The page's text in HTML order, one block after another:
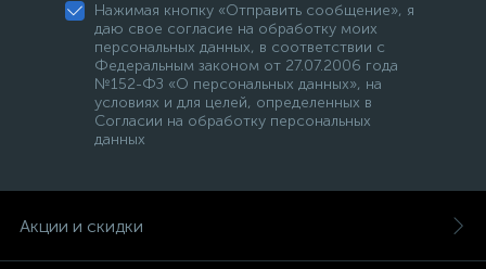
Нажимая кнопку «Отправить сообщение», я
даю свое согласие на обработку моих
персональных данных, в соответствии с
Федеральным законом от 27.07.2006 года
№152-ФЗ «О персональных данных», на
условиях и для целей, определенных в
Согласии на обработку персональных
данных
Акции и скидки